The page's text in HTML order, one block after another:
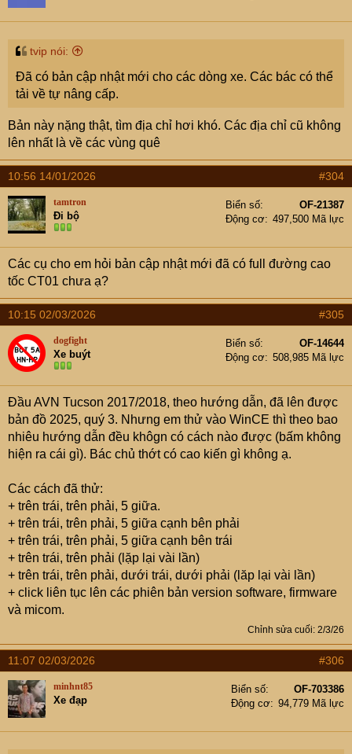
n
s
tvip nói:
Đã có bản cập nhật mới cho các dòng xe. Các bác có thể
tải về tự nâng cấp.
Bản này nặng thật, tìm địa chỉ hơi khó. Các địa chỉ cũ không
lên nhất là về các vùng quê
10:56 14/01/2026 #304
tamtron
Đi bộ
Biển số
OF-21387
Động cơ
497,500 Mã lực
Các cụ cho em hỏi bản cập nhật mới đã có full đường cao
tốc CT01 chưa ạ?
10:15 02/03/2026 #305
dogfight
Xe buýt
Biển số
OF-14644
Động cơ
508,985 Mã lực
Đầu AVN Tucson 2017/2018, theo hướng dẫn, đã lên được
bản đồ 2025, quý 3. Nhưng em thử vào WinCE thì theo bao
nhiêu hướng dẫn đều khôgn có cách nào được (bấm không
hiện ra cái gì). Bác chủ thớt có cao kiến gì không ạ.
Các cách đã thử:
+ trên trái, trên phải, 5 giữa.
+ trên trái, trên phải, 5 giữa cạnh bên phải
+ trên trái, trên phải, 5 giữa cạnh bên trái
+ trên trái, trên phải (lặp lại vài lần)
+ trên trái, trên phải, dưới trái, dưới phải (lăp lại vài lần)
+ click liên tục lên các phiên bản version software, firmware
và micom.
Chỉnh sửa cuối: 2/3/26
11:07 02/03/2026 #306
minhnt85
Xe đạp
Biển số
OF-703386
Động cơ
94,779 Mã lực